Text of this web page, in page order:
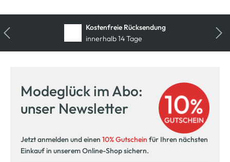
Kostenfreie Rücksendung
innerhalb 14 Tage
Modeglück im Abo:
unser Newsletter
Jetzt anmelden und einen 10% Gutschein für Ihren nächsten
Einkauf in unserem Online-Shop sichern.